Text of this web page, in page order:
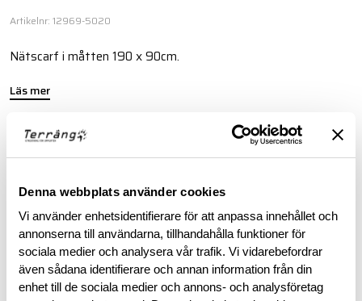
Denna webbplats använder cookies
Vi använder enhetsidentifierare för att anpassa innehållet och
annonserna till användarna, tillhandahålla funktioner för
sociala medier och analysera vår trafik. Vi vidarebefordrar
även sådana identifierare och annan information från din
enhet till de sociala medier och annons- och analysföretag
Artikelnr: 12969-5020
Nätscarf i måtten 190 x 90cm.
Läs mer
BESKRIVNING
RECENSIONER
OM VARUMÄRKET